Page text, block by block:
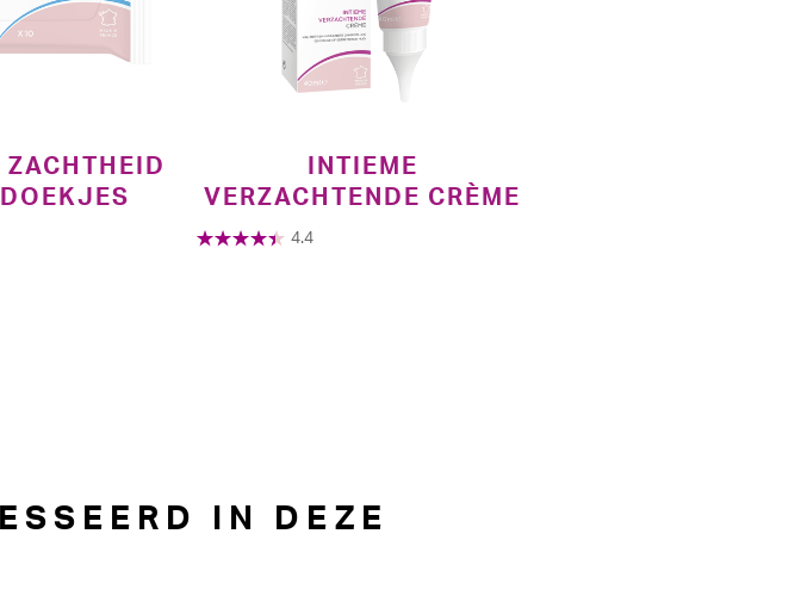
ZACHTHEID
DOEKJES
INTIEME
VERZACHTENDE CRÈME
4.4
IN DEZE